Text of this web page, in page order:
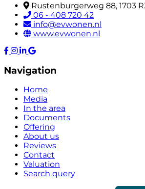
Rustenburgerweg 88, 1703
06 - 408 720 42
info@evwonen.nl
www.evwonen.nl
Navigation
Home
Media
In the area
Documents
Offering
About us
Reviews
Contact
Valuation
Search query